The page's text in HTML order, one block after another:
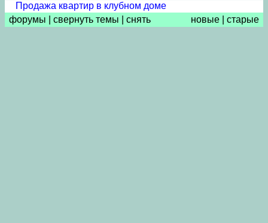
Продажа квартир в клубном доме
форумы
свернуть темы снять новые старые